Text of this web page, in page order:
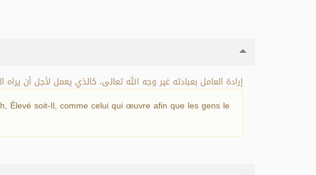
إرادة العامل بعبادته غير وجه الله تعالى، كالذي يعمل لأجل أن
Élevé soit-Il, comme celui qui œuvre afin que les gens le